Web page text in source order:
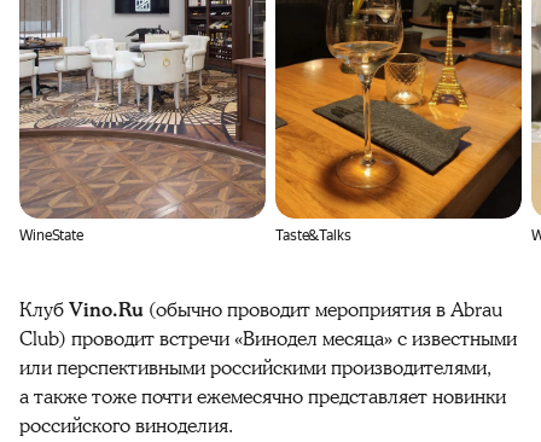
WineState Taste&Talks
КлубVino.Ru (обычно проводит мероприятия в Abrau
Club) проводит встречи «Винодел месяца» с известными
или перспективными российскими производителями,
а также тоже почти ежемесячно представляет новинки
российского виноделия.